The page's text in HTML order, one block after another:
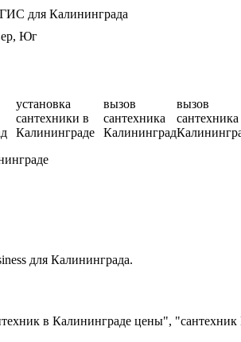
для Калининграда
Юг
установка
сантехники в
Калининграде
вызов
сантехника
Калининград
вызов
сантехника
для Калининграда.
в Калининграде цены",